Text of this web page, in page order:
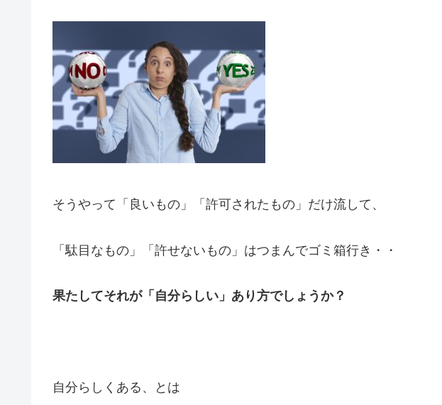
そうやって「良いもの」「許可されたもの」だけ流して、
「駄目なもの」「許せないもの」はつまんでゴミ箱行き・・
果たしてそれが「自分らしい」あり方でしょうか？
自分らしくある、とは